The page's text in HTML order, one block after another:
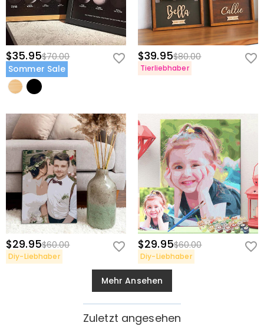
$35.95$70.00
Sommer Sale
$39.95$80.00
Tierliebhaber
$29.95$60.00
Diy-Liebhaber
$29.95$60.00
Diy-Liebhaber
Mehr Ansehen
Zuletzt angesehen